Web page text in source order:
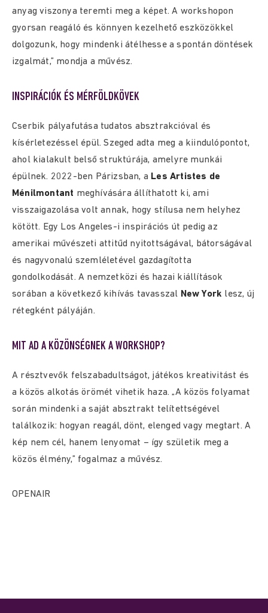
anyag viszonya teremti meg a képet. A workshopon
gyorsan reagáló és könnyen kezelhető eszközökkel
dolgozunk, hogy mindenki átélhesse a spontán döntések
izgalmát,” mondja a művész.
INSPIRÁCIÓK ÉS MÉRFÖLDKÖVEK
Cserbik pályafutása tudatos absztrakcióval és
kísérletezéssel épül. Szeged adta meg a kiindulópontot,
ahol kialakult belső struktúrája, amelyre munkái
épülnek. 2022-ben Párizsban, a Les Artistes de
Ménilmontant meghívására állíthatott ki, ami
visszaigazolása volt annak, hogy stílusa nem helyhez
kötött. Egy Los Angeles-i inspirációs út pedig az
amerikai művészeti attitűd nyitottságával, bátorságával
és nagyvonalú szemléletével gazdagította
gondolkodását. A nemzetközi és hazai kiállítások
sorában a következő kihívás tavasszal New York lesz, új
rétegként pályáján.
MIT AD A KÖZÖNSÉGNEK A WORKSHOP?
A résztvevők felszabadultságot, játékos kreativitást és
a közös alkotás örömét vihetik haza. „A közös folyamat
során mindenki a saját absztrakt telítettségével
találkozik: hogyan reagál, dönt, elenged vagy megtart. A
kép nem cél, hanem lenyomat – így születik meg a
közös élmény,” fogalmaz a művész.
OPENAIR